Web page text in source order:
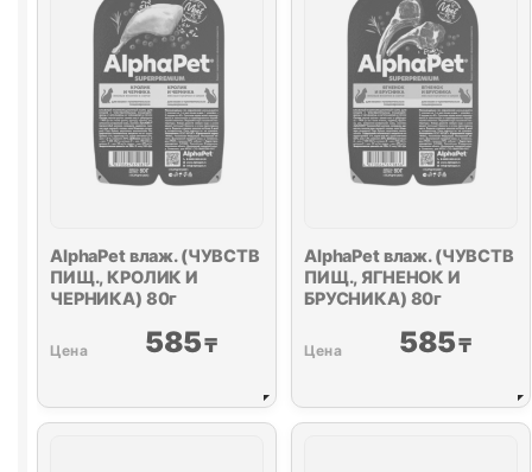
80г
КЛЮКВА)
80г
AlphaPet влаж. (ЧУВСТВ
ПИЩ., КРОЛИК И
ЧЕРНИКА) 80г
585₸
AlphaPet влаж. (ЧУВСТВ
ПИЩ., ЯГНЕНОК И
БРУСНИКА) 80г
585₸